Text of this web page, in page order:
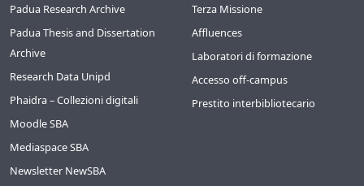
Padua Research Archive
Padua Thesis and Dissertation
Archive
Research Data Unipd
Phaidra – Collezioni digitali
Moodle SBA
Mediaspace SBA
Newsletter NewSBA
Terza Missione
Affluences
Laboratori di formazione
Accesso off-campus
Prestito interbibliotecario